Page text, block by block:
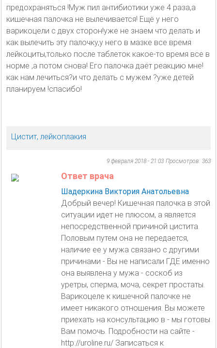
предохраняться !Муж пил антибиотики уже 4 раза,а
кишечная палочка не вылечивается! Ещё у него
варикоцели с двух сторон!уже не знаем что делать и
как вылечить эту палочку,у него в мазке все время
лейкоциты,только после таблеток какое-то время все в
норме ,а потом снова! Его палочка даёт реакцию мне!
как нам лечиться?и что делать с мужем ?уже детей
планируем !спасибо!
Цистит, лейкоплакия
9 февраля 2018 - 21:03 Просмотров: 363
Ответ врача
Шадеркина Виктория Анатольевна
Добрый вечер! Кишечная палочка в этой
ситуации идет не плюсом, а является
непосредственной причиной цистита.
Половым путем она не передается,
наличие ее у мужа связано с другими
причинами - Вы не написали ГДЕ именно
она выявлена у мужа - соскоб из
уретры, сперма, моча, секрет простаты.
Варикоцеле к кишечной палочке не
имеет никакого отношения. Вы можете
приехать на консультацию в - мы готовы
Вам помочь. Подробности на сайте -
http://uroline.ru/ Записаться к